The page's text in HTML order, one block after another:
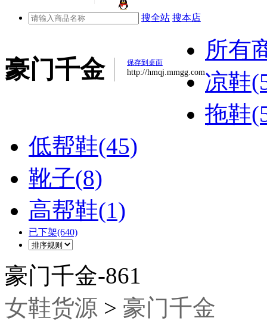
搜全站 搜本店
豪门千金 保存到桌面
http://hmqj.mmgg.com
所有
凉鞋
拖鞋
低帮鞋(45)
靴子(8)
高帮鞋(1)
已下架(640)
豪门千金-861
女鞋货源 > 豪门千金